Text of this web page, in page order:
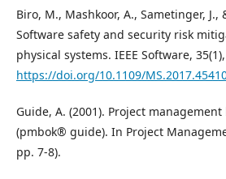
Biro, M., Mashkoor, A., Sametinger, J.,
Software safety and security risk
physical systems. IEEE Software,
https://doi.org/10.1109/
Guide, A. (2001). Project
(pmbok® guide). In Project
pp. 7-8).